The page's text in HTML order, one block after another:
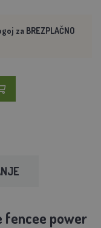
za BREZPLAČNO
fencee power